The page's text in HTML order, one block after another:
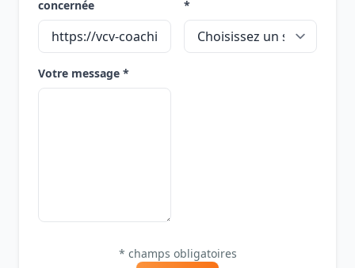
concernée
*
Votre message *
* champs obligatoires